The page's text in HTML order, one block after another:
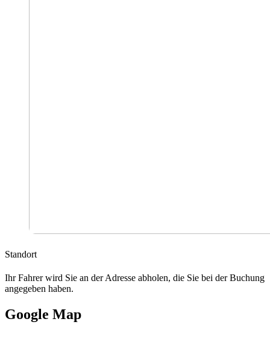
Standort
Ihr Fahrer wird Sie an der Adresse abholen, die Sie bei der Buchung
angegeben haben.
Google Map